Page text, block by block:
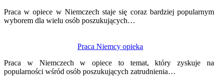
Praca w opiece w Niemczech staje się coraz bardziej popularnym
wyborem dla wielu osób poszukujących…
Praca Niemcy opieka
Praca w Niemczech w opiece to temat, który zyskuje na
popularności wśród osób poszukujących zatrudnienia…